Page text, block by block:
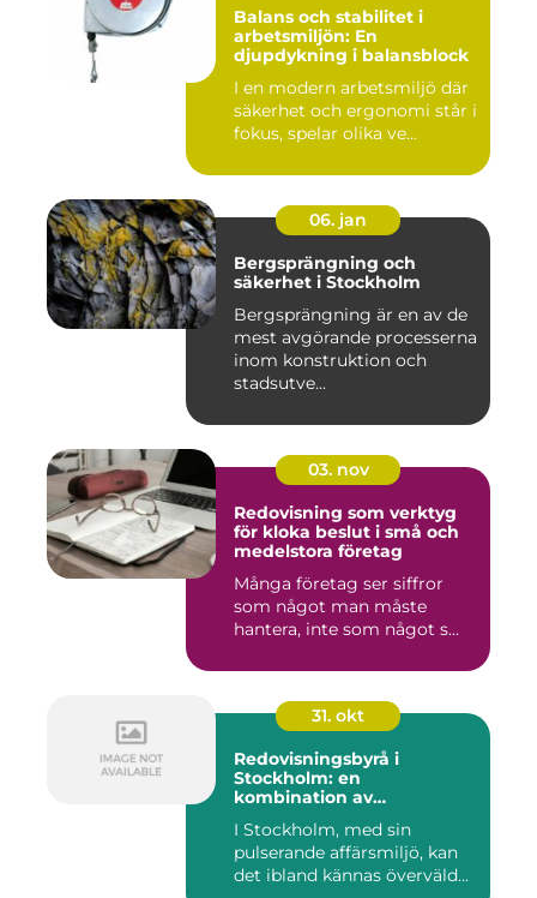
Balans och stabilitet i
arbetsmiljön: En
djupdykning i balansblock
I en modern arbetsmiljö där
säkerhet och ergonomi står i
fokus, spelar olika ve...
06. jan
Bergsprängning och
säkerhet i Stockholm
Bergsprängning är en av de
mest avgörande processerna
inom konstruktion och
stadsutve...
03. nov
Redovisning som verktyg
för kloka beslut i små och
medelstora företag
Många företag ser siffror
som något man måste
hantera, inte som något s...
31. okt
Redovisningsbyrå i
Stockholm: en
kombination av
personlig service
I Stockholm, med sin
pulserande affärsmiljö, kan
det ibland kännas överväld...